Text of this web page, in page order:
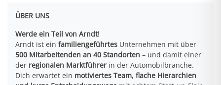
ÜBER UNS
Werde ein Teil von Arndt!
Arndt ist ein familiengeführtes Unternehmen mit über
500 Mitarbeitenden an 40 Standorten – und damit einer
der regionalen Marktführer in der Automobilbranche.
Dich erwartet ein motiviertes Team, flache Hierarchien